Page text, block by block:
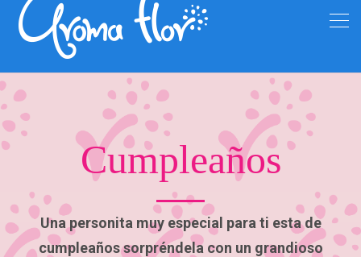
Cumpleaños
Una personita muy especial para ti esta de
cumpleaños sorpréndela con un grandioso